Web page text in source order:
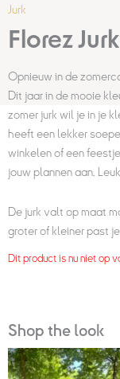
Jurk
Florez
Opnieuw in de
Dit jaar in de mooie
zomer jurk wil je in je
heeft een lekker
winkelen of een
jouw plannen aan.
De jurk valt op maat
groter of kleiner past
Dit product is nu niet op
Shop the look